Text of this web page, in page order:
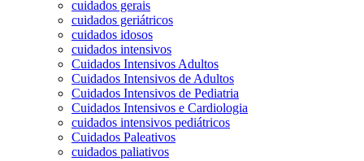
cuidados gerais
cuidados geriátricos
cuidados idosos
cuidados intensivos
Cuidados Intensivos Adultos
Cuidados Intensivos de Adultos
Cuidados Intensivos de Pediatria
Cuidados Intensivos e Cardiologia
cuidados intensivos pediátricos
Cuidados Paleativos
cuidados paliativos